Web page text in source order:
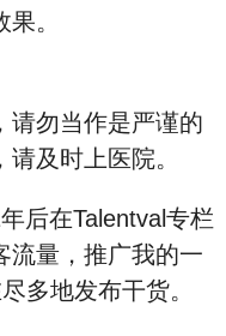
。
请勿当作是严谨的
及时上医院。
后在Talentval专栏
流量，推广我的一
多地发布干货。